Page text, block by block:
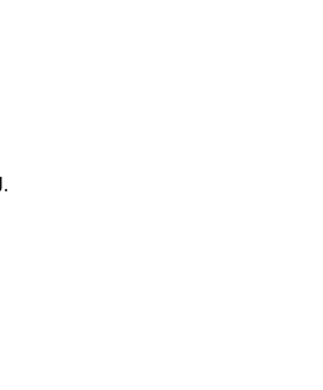
قم بإدخال رقم VIN الخاص بسيارتك Subaru في جهاز فك التشفير Spyne للوصول إلى رؤى تفصيلية حول السيارة.